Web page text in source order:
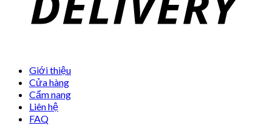
Giới thiệu
Cửa hàng
Cẩm nang
Liên hệ
FAQ